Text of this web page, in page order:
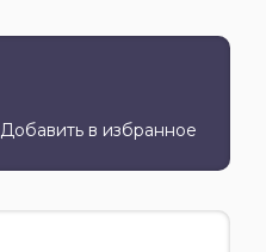
Добавить в избранное